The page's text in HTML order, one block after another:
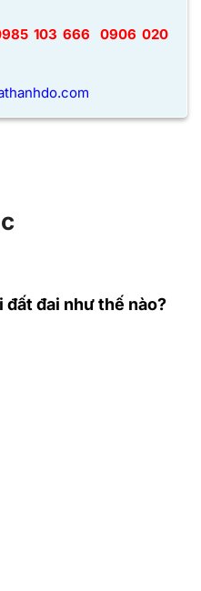
103 666
0906 020
đất đai như thế nào?